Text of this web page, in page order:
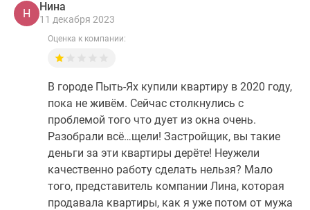
Н
Нина
11 декабря 2023
Оценка к компании:
В городе Пыть-Ях купили квартиру в 2020 году,
пока не живём. Сейчас столкнулись с
проблемой того что дует из окна очень.
Разобрали всё…щели! Застройщик, вы такие
деньги за эти квартиры дерёте! Неужели
качественно работу сделать нельзя? Мало
того, представитель компании Лина, которая
продавала квартиры, как я уже потом от мужа